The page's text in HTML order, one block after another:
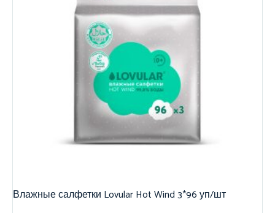
Влажные салфетки Lovular Hot Wind 3*96 уп/шт